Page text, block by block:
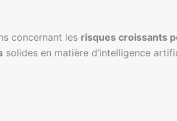
concernant les risques croissants
solides en matière d’intelligence